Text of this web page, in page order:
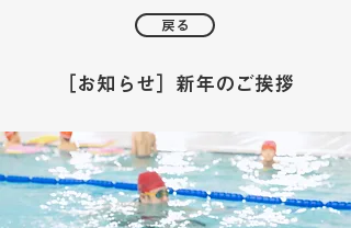
戻る
［お知らせ］新年のご挨拶